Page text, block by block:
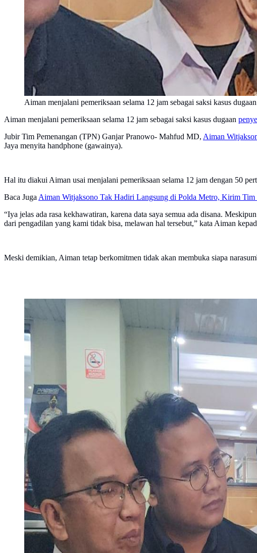
Aiman menjalani pemeriksaan selama 12 jam sebagai saksi kasus
Aiman menjalani pemeriksaan selama 12 jam sebagai saksi kasus dugaan
Jubir Tim Pemenangan (TPN) Ganjar Pranowo- Mahfud MD, Aiman
Jaya menyita handphone (gawainya).
Hal itu diakui Aiman usai menjalani pemeriksaan selama 12 jam dengan 50
Baca Juga Aiman Witjaksono Tak Hadiri Langsung di Polda Metro, Kirim
“Iya jelas ada rasa kekhawatiran, karena data saya semua ada disana.
dari pengadilan yang kami tidak bisa, melawan hal tersebut,” kata Aiman
Meski demikian, Aiman tetap berkomitmen tidak akan membuka siapa